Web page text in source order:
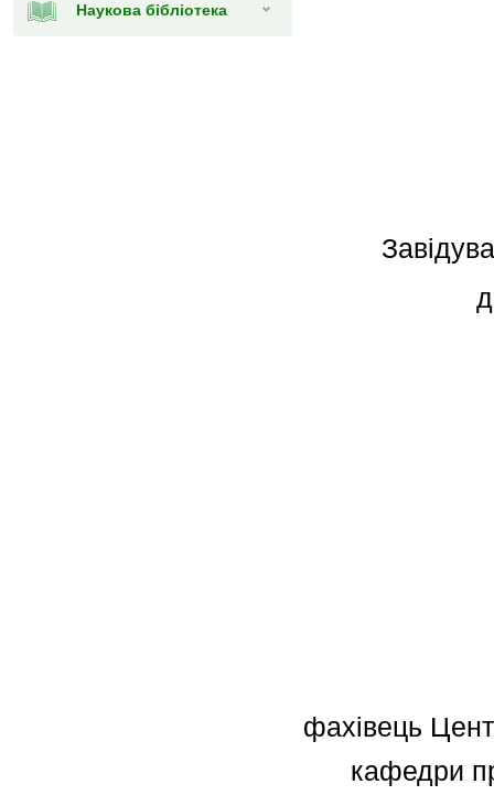
Наукова бібліотека
фахівець
кафедри